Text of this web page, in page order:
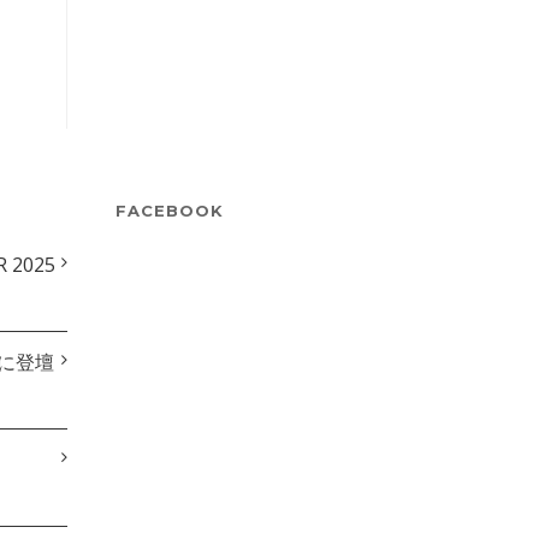
2025
登壇
FACEBOOK